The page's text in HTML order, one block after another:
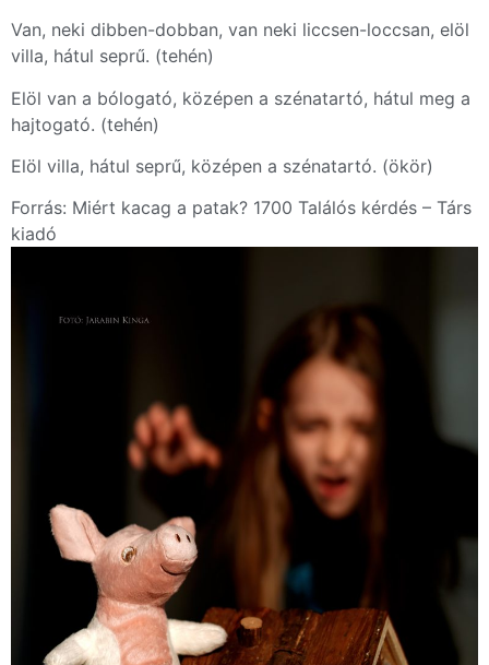
Van, neki dibben-dobban, van neki liccsen-loccsan, elöl
villa, hátul seprű. (tehén)
Elöl van a bólogató, középen a szénatartó, hátul meg a
hajtogató. (tehén)
Elöl villa, hátul seprű, középen a szénatartó. (ökör)
Forrás: Miért kacag a patak? 1700 Találós kérdés – Társ
kiadó